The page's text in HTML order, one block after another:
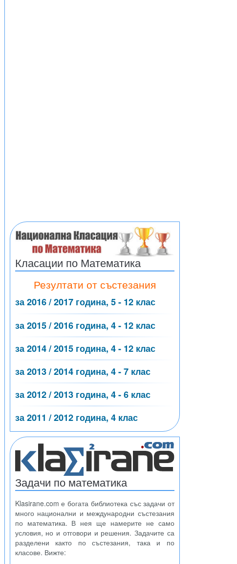
Класации по Математика
Резултати от състезания
за 2016 / 2017 година, 5 - 12 клас
за 2015 / 2016 година, 4 - 12 клас
за 2014 / 2015 година, 4 - 12 клас
за 2013 / 2014 година, 4 - 7 клас
за 2012 / 2013 година, 4 - 6 клас
за 2011 / 2012 година, 4 клас
Задачи по математика
Klasirane.com е богата библиотека със задачи от
много национални и международни състезания
по математика. В нея ще намерите не само
условия, но и отговори и решения. Задачите са
разделени както по състезания, така и по
класове. Вижте: